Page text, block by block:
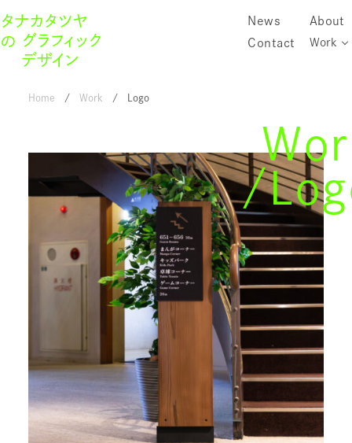
News
About
Contact
Work
Home Work Logo
/